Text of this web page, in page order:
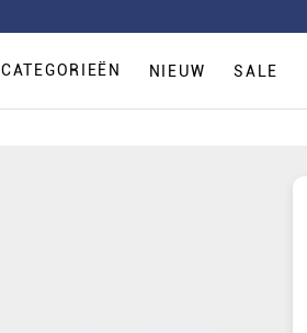
CATEGORIEËN NIEUW SALE